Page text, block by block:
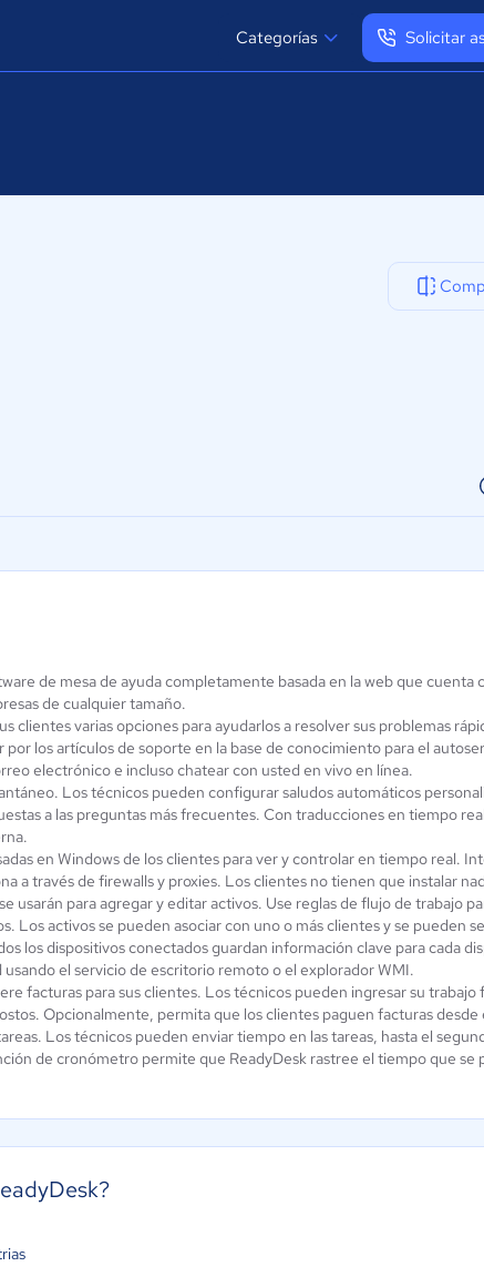
Categorías Solicitar
Intercom
4 / 5
Kaseya 365
Aún sin
calificación
de mesa de ayuda completamente basada en la web que
de cualquier tamaño.
clientes varias opciones para ayudarlos a resolver sus problemas
los artículos de soporte en la base de conocimiento para el
electrónico e incluso chatear con usted en vivo en línea.
Los técnicos pueden configurar saludos automáticos
a las preguntas más frecuentes. Con traducciones en tiempo
en Windows de los clientes para ver y controlar en tiempo real.
a través de firewalls y proxies. Los clientes no tienen que instalar
usarán para agregar y editar activos. Use reglas de flujo de trabajo
Los activos se pueden asociar con uno o más clientes y se pueden
los dispositivos conectados guardan información clave para cada
el servicio de escritorio remoto o el explorador WMI.
facturas para sus clientes. Los técnicos pueden ingresar su
Opcionalmente, permita que los clientes paguen facturas
Los técnicos pueden enviar tiempo en las tareas, hasta el
de cronómetro permite que ReadyDesk rastree el tiempo que se